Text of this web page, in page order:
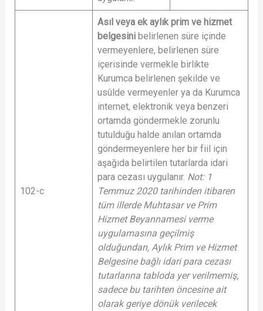
102-c
Asıl veya ek aylık prim ve hizmet
belgesini belirlenen süre içinde
vermeyenlere, belirlenen süre
içerisinde vermekle birlikte
Kurumca belirlenen şekilde ve
usûlde vermeyenler ya da Kurumca
internet, elektronik veya benzeri
ortamda göndermekle zorunlu
tutulduğu halde anılan ortamda
göndermeyenlere her bir fiil için
aşağıda belirtilen tutarlarda idari
para cezası uygulanır. Not: 1
Temmuz 2020 tarihinden itibaren
tüm illerde Muhtasar ve Prim
Hizmet Beyannamesi verme
uygulamasına geçilmiş
olduğundan, Aylık Prim ve Hizmet
Belgesine bağlı idari para cezası
tutarlarına tabloda yer verilmemiş,
sadece bu tarihten öncesine ait
olarak geriye dönük verilecek